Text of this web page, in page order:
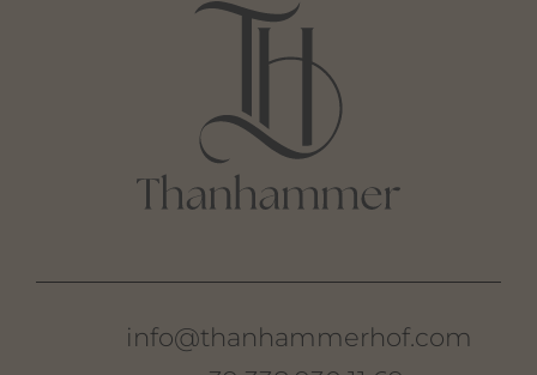
info@thanhammerhof.com